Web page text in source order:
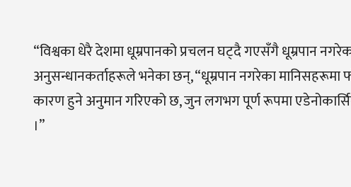
“विश्वका धेरै देशमा धूम्रपानको प्रचलन घट्दै गएसँगै धूम्रपान
अनुसन्धानकर्ताहरूले भनेका छन्, “धूम्रपान नगरेका मानिसहरूमा
कारण हुने अनुमान गरिएको छ, जुन लगभग पूर्ण रूपमा
।”